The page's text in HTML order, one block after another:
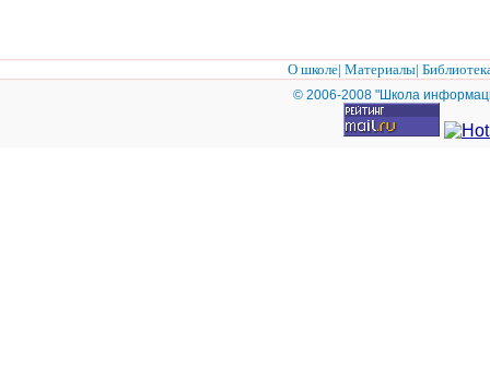
О школе| Материалы|
© 2006-2008 "Школа